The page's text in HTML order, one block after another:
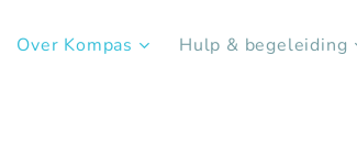
Over Kompas Hulp & begeleiding